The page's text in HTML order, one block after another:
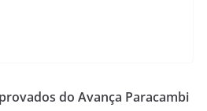
do Avança Paracambi